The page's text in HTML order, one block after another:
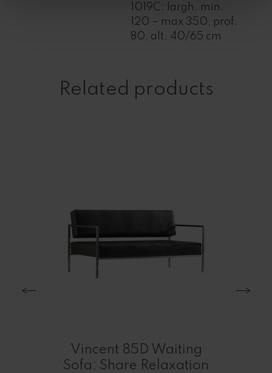
1019C: largh. min.
120 – max 350, prof.
80, alt. 40/65 cm
Related products
Vincent 85D Waiting
Sofa: Share Relaxation